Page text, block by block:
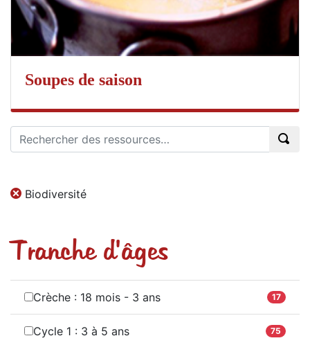
Soupes de saison
Biodiversité
Tranche d'âges
Crèche : 18 mois - 3 ans 17
Cycle 1 : 3 à 5 ans 75